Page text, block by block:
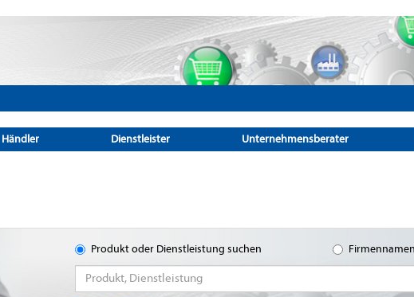
Händler Dienstleister Unternehmensberater
Produkt oder Dienstleistung suchen